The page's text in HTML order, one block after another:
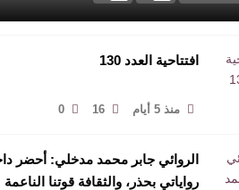
افتتاحية العدد 130
منذ 5 أيام 16
0
الروائي جابر محمد مدخلي: أحضر
رواياتي بحذر، والثقافة قوتنا الناعمة